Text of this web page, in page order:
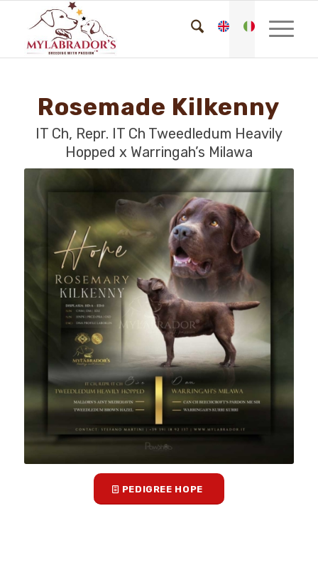
Rosemade Kilkenny
IT Ch, Repr. IT Ch Tweedledum Heavily
Hopped x Warringah’s Milawa
PEDIGREE HOPE